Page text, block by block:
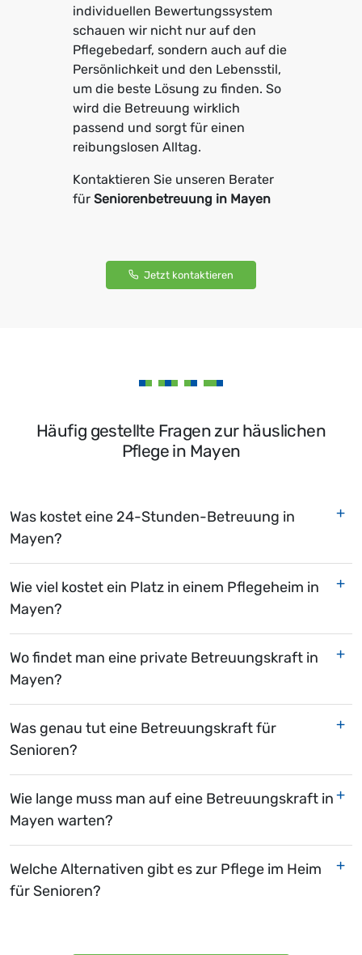
individuellen Bewertungssystem
schauen wir nicht nur auf den
Pflegebedarf, sondern auch auf die
Persönlichkeit und den Lebensstil,
um die beste Lösung zu finden. So
wird die Betreuung wirklich
passend und sorgt für einen
reibungslosen Alltag.
Kontaktieren Sie unseren Berater
für Seniorenbetreuung in Mayen
Jetzt kontaktieren
Häufig gestellte Fragen zur häuslichen
Pflege in Mayen
Was kostet eine 24-Stunden-Betreuung in
Mayen?
Wie viel kostet ein Platz in einem Pflegeheim in
Mayen?
Wo findet man eine private Betreuungskraft in
Mayen?
Was genau tut eine Betreuungskraft für
Senioren?
Wie lange muss man auf eine Betreuungskraft in
Mayen warten?
Welche Alternativen gibt es zur Pflege im Heim
für Senioren?